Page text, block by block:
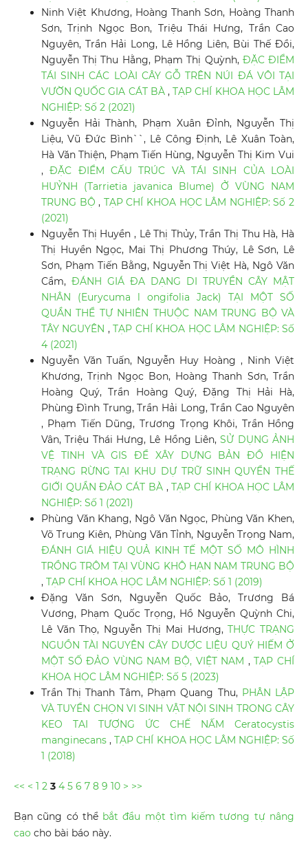
Ninh Việt Khương, Hoàng Thanh Sơn, Hoàng Thanh
Sơn, Trịnh Ngọc Bon, Triệu Thái Hưng, Trần Cao
Nguyên, Trần Hải Long, Lê Hồng Liên, Bùi Thế Đồi,
Nguyễn Thị Thu Hằng, Phạm Thị Quỳnh, ĐẶC ĐIỂM
TÁI SINH CÁC LOÀI CÂY GỖ TRÊN NÚI ĐÁ VÔI TẠI
VƯỜN QUỐC GIA CÁT BÀ ,TẠP CHÍ KHOA HỌC LÂM
NGHIỆP: Số 2 (2021)
Nguyễn Hải Thành, Phạm Xuân Đỉnh, Nguyễn Thị
Liệu, Vũ Đức Bình``, Lê Công Định, Lê Xuân Toàn,
Hà Văn Thiện, Phạm Tiến Hùng, Nguyễn Thị Kim Vui
,ĐẶC ĐIỂM CẤU TRÚC VÀ TÁI SINH CỦA LOÀI
HUỶNH (Tarrietia javanica Blume) Ở VÙNG NAM
TRUNG BỘ, TẠP CHÍ KHOA HỌC LÂM NGHIỆP: Số 2
(2021)
Nguyễn Thị Huyền , Lê Thị Thủy, Trần Thị Thu Hà, Hà
Thị Huyền Ngọc, Mai Thị Phương Thúy, Lê Sơn, Lê
Sơn, Phạm Tiến Bằng, Nguyễn Thị Việt Hà, Ngô Văn
Cầm, ĐÁNH GIÁ ĐA DẠNG DI TRUYỀN CÂY MẬT
NHÂN (Eurycuma l ongifolia Jack) TẠI MỘT SỐ
QUẦN THỂ TỰ NHIÊN THUỘC NAM TRUNG BỘ VÀ
TÂY NGUYÊN ,TẠP CHÍ KHOA HỌC LÂM NGHIỆP: Số
4 (2021)
Nguyễn Văn Tuấn, Nguyễn Huy Hoàng , Ninh Việt
Khương, Trịnh Ngọc Bon, Hoàng Thanh Sơn, Trần
Hoàng Quý, Trần Hoàng Quý, Đặng Thị Hải Hà,
Phùng Đình Trung, Trần Hải Long, Trần Cao Nguyên
, Phạm Tiến Dũng, Trương Trọng Khôi, Trần Hồng
Vân, Triệu Thái Hưng, Lê Hồng Liên,SỬ DỤNG ẢNH
VỆ TINH VÀ GIS ĐỂ XÂY DỰNG BẢN ĐỒ HIỆN
TRẠNG RỪNG TẠI KHU DỰ TRỮ SINH QUYỂN THẾ
GIỚI QUẦN ĐẢO CÁT BÀ ,TẠP CHÍ KHOA HỌC LÂM
NGHIỆP: Số 1 (2021)
Phùng Văn Khang, Ngô Văn Ngọc, Phùng Văn Khen,
Võ Trung Kiên, Phùng Văn Tỉnh, Nguyễn Trọng Nam,
ĐÁNH GIÁ HIỆU QUẢ KINH TẾ MỘT SỐ MÔ HÌNH
TRỒNG TRÔM TẠI VÙNG KHÔ HẠN NAM TRUNG BỘ
, TẠP CHÍ KHOA HỌC LÂM NGHIỆP: Số 1 (2019)
Đặng Văn Sơn, Nguyễn Quốc Bảo, Trương Bá
Vương, Phạm Quốc Trọng, Hồ Nguyễn Quỳnh Chi,
Lê Văn Thọ, Nguyễn Thị Mai Hương,THỰC TRẠNG
NGUỒN TÀI NGUYÊN CÂY DƯỢC LIỆU QUÝ HIẾM Ở
MỘT SỐ ĐẢO VÙNG NAM BỘ, VIỆT NAM ,TẠP CHÍ
KHOA HỌC LÂM NGHIỆP: Số 5 (2023)
Trần Thị Thanh Tâm, Phạm Quang Thu, PHÂN LẬP
VÀ TUYỂN CHỌN VI SINH VẬT NỘI SINH TRONG CÂY
KEO TAI TƯỢNG ỨC CHẾ NẤM Ceratocystis
manginecans,TẠP CHÍ KHOA HỌC LÂM NGHIỆP: Số
1 (2018)
<< < 1 2 3 4 5 6 7 8 9 10 > >>
Bạn cũng có thể bắt đầu một tìm kiếm tương tự nâng
cao cho bài báo này.